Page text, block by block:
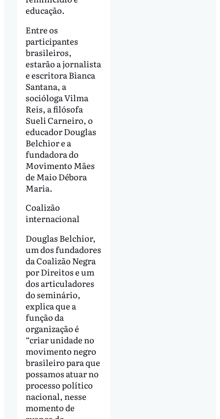
educação.
Entre os
participantes
brasileiros,
estarão a jornalista
e escritora Bianca
Santana, a
socióloga Vilma
Reis, a filósofa
Sueli Carneiro, o
educador Douglas
Belchior e a
fundadora do
Movimento Mães
de Maio Débora
Maria.
Coalizão
internacional
Douglas Belchior,
um dos fundadores
da Coalizão Negra
por Direitos e um
dos articuladores
do seminário,
explica que a
função da
organização é
“criar unidade no
movimento negro
brasileiro para que
possamos atuar no
processo político
nacional, nesse
momento de